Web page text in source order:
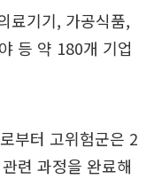
료기기, 가공식품,
등 약 180개 기업
부터 고위험군은 2
련 과정을 완료해